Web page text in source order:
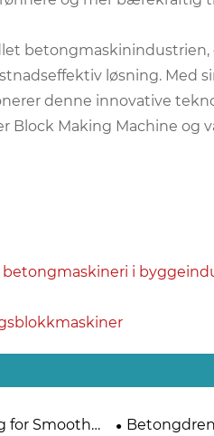
løsning. Med
denne innovative
Block Making Machine
i
for Smooth